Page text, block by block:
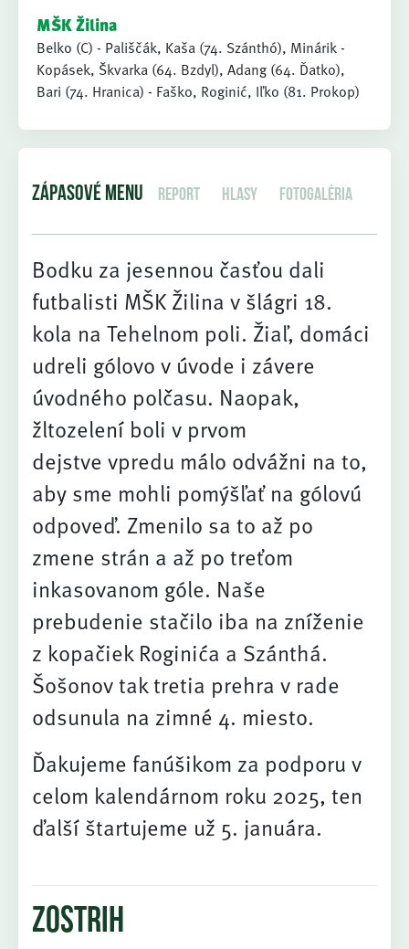
MŠK Žilina
Belko (C) - Pališčák, Kaša (74. Szánthó), Minárik -
Kopásek, Škvarka (64. Bzdyl), Adang (64. Ďatko),
Bari (74. Hranica) - Faško, Roginić, Iľko (81. Prokop)
ZÁPASOVÉ MENU Report Hlasy Fotogaléria
Bodku za jesennou časťou dali
futbalisti MŠK Žilina v šlágri 18.
kola na Tehelnom poli. Žiaľ, domáci
udreli gólovo v úvode i závere
úvodného polčasu. Naopak,
žltozelení boli v prvom
dejstve vpredu málo odvážni na to,
aby sme mohli pomýšľať na gólovú
odpoveď. Zmenilo sa to až po
zmene strán a až po treťom
inkasovanom góle. Naše
prebudenie stačilo iba na zníženie
z kopačiek Roginića a Szánthá.
Šošonov tak tretia prehra v rade
odsunula na zimné 4. miesto.
Ďakujeme fanúšikom za podporu v
celom kalendárnom roku 2025, ten
ďalší štartujeme už 5. januára.
Zostrih